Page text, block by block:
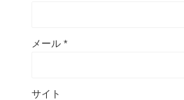
メール *
サイト